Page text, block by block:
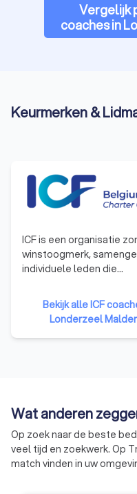
Vergelijk
coaches in
Keurmerken &
ICF is een organisatie
winstoogmerk,
individuele leden die
de ganse wereld en die
als coach in het zakelijke
leven. ICF is op dit
grootste organisatie
in meer dan 165
dan 23.000 leden zijn
gecertificeerde coaches. In
werd ICF Belgium
de « European Coaching
Bekijk alle ICF
Londerzeel
Wat anderen
Op zoek naar de beste
veel tijd en zoekwerk. Op
match vinden in uw